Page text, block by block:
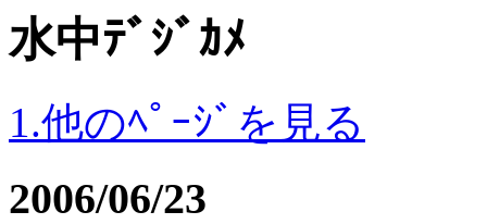
水中ﾃﾞｼﾞｶﾒ
1.他のﾍﾟｰｼﾞを見る
2006/06/23